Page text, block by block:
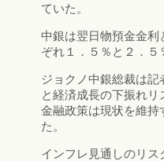
ていた。
中銀は翌日物預金金
ぞれ１．５％と２．５
ジョクノ中銀総裁は
と経済成長の下振れリ
金融政策は現状を維
た。
インフレ見通しのリ